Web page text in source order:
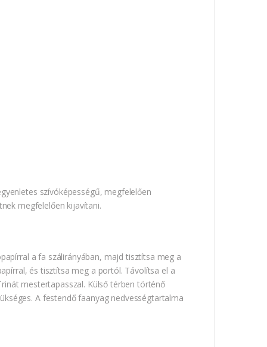
szívóképességű, megfelelően
megfelelően kijavítani.
a fa szálirányában, majd tisztítsa meg a
és tisztítsa meg a portól. Távolítsa el a
mestertapasszal. Külső térben történő
A festendő faanyag nedvességtartalma